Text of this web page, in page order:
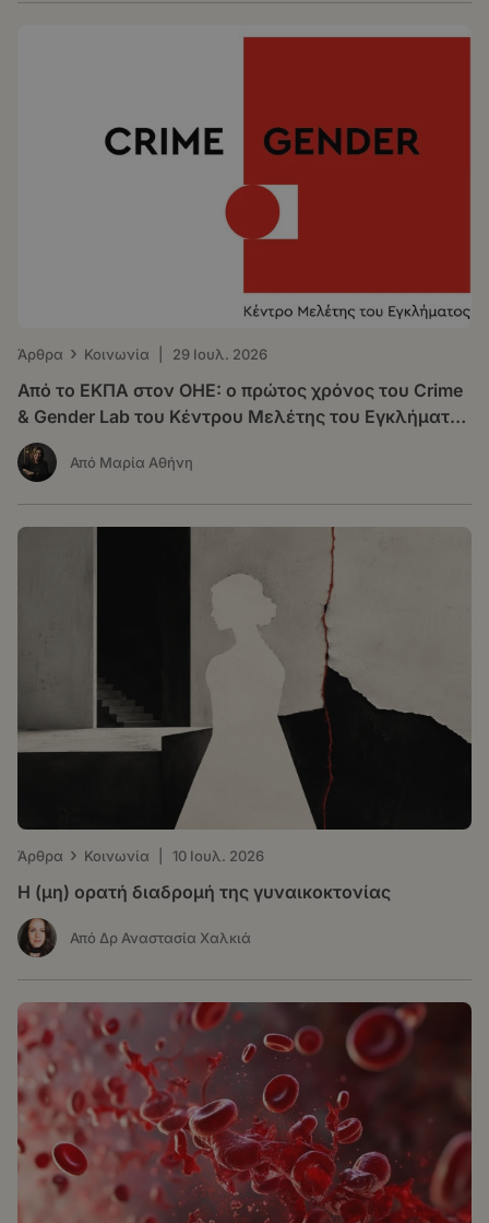
Άρθρα › Κοινωνία 29 Ιουλ. 2026
Από το ΕΚΠΑ στον ΟΗΕ: o πρώτος χρόνος του Crime
& Gender Lab του Κέντρου Μελέτης του Εγκλήματος
(ΚΕ.Μ.Ε.)
Από Μαρία Αθήνη
Άρθρα › Κοινωνία 10 Ιουλ. 2026
Η (μη) ορατή διαδρομή της γυναικοκτονίας
Από Δρ Αναστασία Χαλκιά